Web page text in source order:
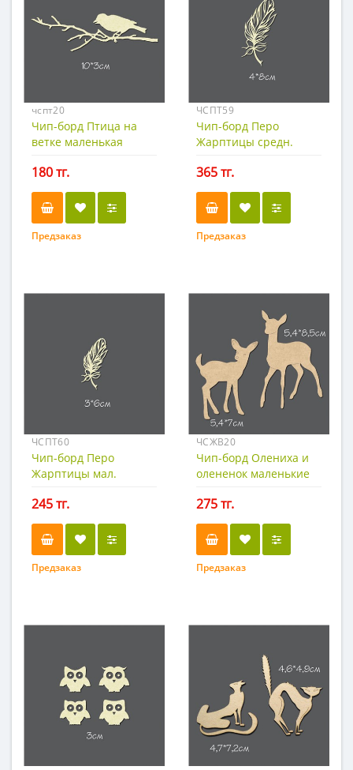
чспт20
Чип-борд Птица на
ветке маленькая
180 тг.
Предзаказ
ЧСПТ59
Чип-борд Перо
Жарптицы средн.
365 тг.
Предзаказ
ЧСПТ60
Чип-борд Перо
Жарптицы мал.
245 тг.
Предзаказ
ЧСЖВ20
Чип-борд Олениха и
олененок маленькие
275 тг.
Предзаказ